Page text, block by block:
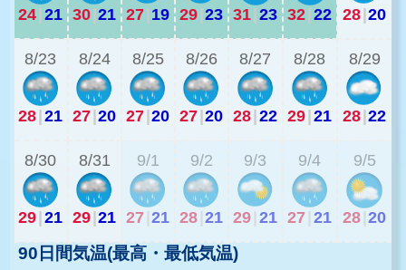
24|21 30|21 27|19 29|23 31|23 32|22 28|20
8/23
28|21
8/24
27|20
8/25
27|20
8/26
27|20
8/27
28|22
8/28
29|21
8/29
28|22
8/30
29|21
8/31
29|21
9/1
27 21
9/2
28 21
9/3
29 21
9/4
27 21
9/5
28 20
90日間気温(最高・最低気温)